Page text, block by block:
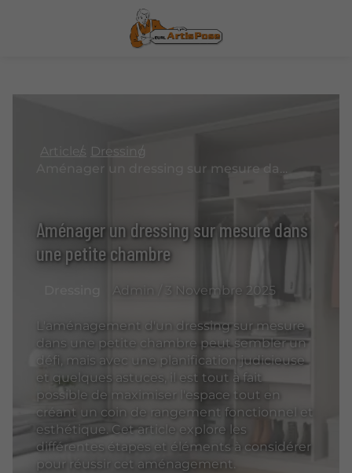
Articles Dressing
Aménager un dressing sur mesure dans une petite chambre
Aménager un dressing sur mesure dans
une petite chambre
Admin / 3 Novembre 2025
L'aménagement d'un dressing sur mesure
dans une petite chambre peut sembler un
défi, mais avec une planification judicieuse
et quelques astuces, il est tout à fait
possible de maximiser l'espace tout en
créant un coin de rangement fonctionnel et
esthétique. Cet article explore les
différentes étapes et éléments à considérer
pour réussir cet aménagement.